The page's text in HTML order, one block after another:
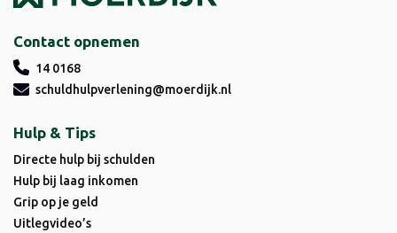
Contact opnemen
14 0168
schuldhulpverlening@moerdijk.nl
Hulp & Tips
Directe hulp bij schulden
Hulp bij laag inkomen
Grip op je geld
Uitlegvideo’s